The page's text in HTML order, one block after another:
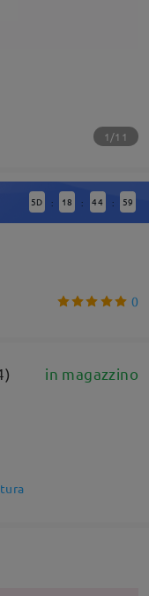
1/11
5D : 18 : 44 : 59
0
in magazzino